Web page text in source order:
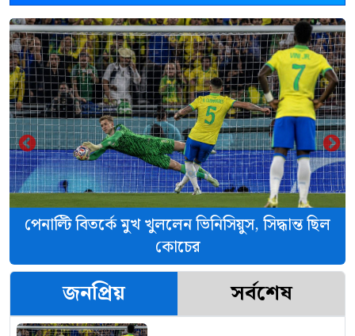
‹
পেনাল্টি বিতর্কে মুখ খুললেন ভিনিসিয়ুস, সিদ্ধান্ত ছিল
কোচের
›
জনপ্রিয় সর্বশেষ